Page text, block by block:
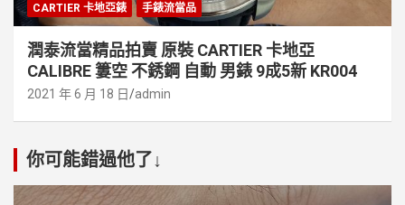
CARTIER 卡地亞錶 手錶流當品
潤泰流當精品拍賣 原裝 CARTIER 卡地亞
CALIBRE 簍空 不銹鋼 自動 男錶 9成5新 KR004
2021 年 6 月 18 日 admin
你可能錯過他了↓